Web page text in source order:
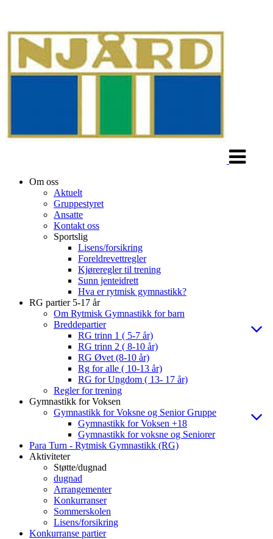
Om oss
Aktuelt
Gruppestyret
Ansatte
Kontakt oss
Sportslig
Lisens/forsikring
Foreldrevettregler
Kjøreregler til trening
Sunn jenteidrett
Hva er rytmisk gymnastikk?
RG partier 5-17 år
Om Rytmisk Gymnastikk for barn
Breddepartier
RG trinn 1 ( 5-7 år)
RG trinn 2 ( 8-10 år)
RG Øvet (8-10 år)
Rg for alle ( 10-13 år)
RG for Ungdom ( 13- 17 år)
Regler for trening
Gymnastikk for Voksen
Gymnastikk for Voksne og Senior Gruppe
Gymnastikk for Voksen +18
Gymnastikk for voksne og Seniorer
Para Turn - Rytmisk Gymnastikk (RG)
Aktiviteter
Støtte/dugnad
dugnad
Arrangementer
Konkurranser
Sommerskolen
Lisens/forsikring
Konkurranse partier